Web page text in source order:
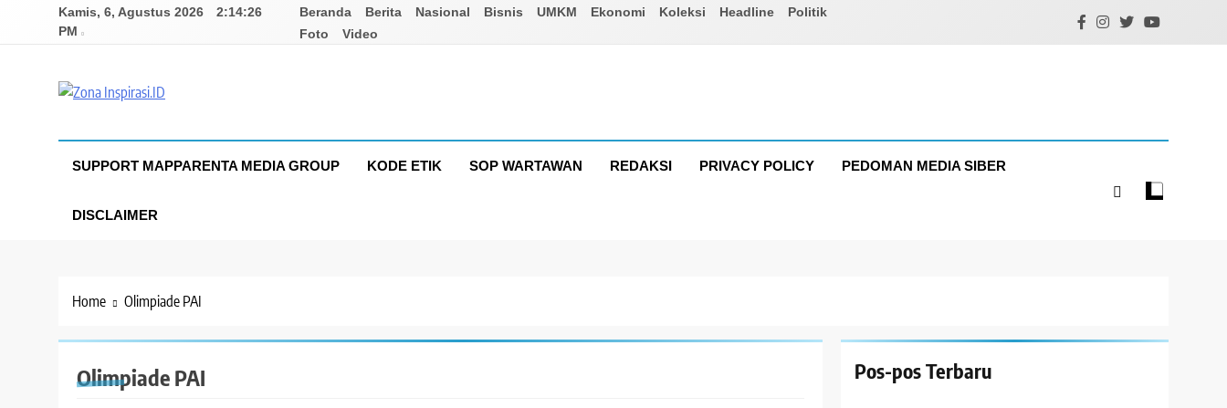
Kamis, 6, Agustus 2026
2:14:27
PM
Beranda Berita Nasional Bisnis UMKM Ekonomi Koleksi Headline
Politik
Foto
Video
SUPPORT MAPPARENTA MEDIA GROUP KODE ETIK SOP WARTAWAN REDAKSI PRIVACY POLICY PEDOMAN MEDIA SIBER
DISCLAIMER
Home Olimpiade PAI
Olimpiade PAI Pos-pos Terbaru